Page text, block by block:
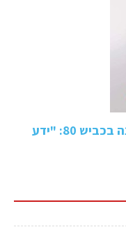
מד"א נפרד ממתנדב שנהרג בתאונה בכביש 80: "ידע